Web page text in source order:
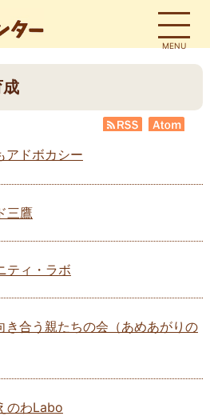
MENU
アドボカシー
三鷹
ティ・ラボ
き合う親たちの会（あめあがりの
のわLabo